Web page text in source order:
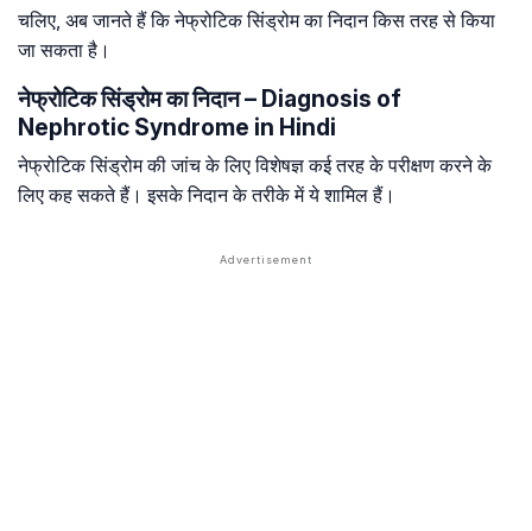
चलिए, अब जानते हैं कि नेफ्रोटिक सिंड्रोम का निदान किस तरह से किया
जा सकता है।
नेफ्रोटिक सिंड्रोम का निदान – Diagnosis of
Nephrotic Syndrome in Hindi
नेफ्रोटिक सिंड्रोम की जांच के लिए विशेषज्ञ कई तरह के परीक्षण करने के
लिए कह सकते हैं। इसके निदान के तरीके में ये शामिल हैं।